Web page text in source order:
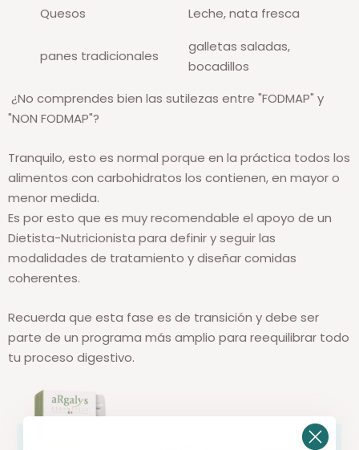
Quesos
Leche, nata fresca
panes tradicionales
galletas saladas,
bocadillos
¿No comprendes bien las sutilezas entre "FODMAP" y
"NON FODMAP"?
Tranquilo, esto es normal porque en la práctica todos los
alimentos con carbohidratos los contienen, en mayor o
menor medida.
Es por esto que es muy recomendable el apoyo de un
Dietista-Nutricionista para definir y seguir las
modalidades de tratamiento y diseñar comidas
coherentes.
Recuerda que esta fase es de transición y debe ser
parte de un programa más amplio para reequilibrar todo
tu proceso digestivo.